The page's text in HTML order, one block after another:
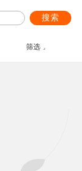
搜索
筛选